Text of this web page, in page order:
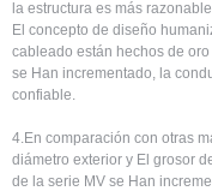
la estructura es más
El concepto de diseño
cableado están hechos de
se Han incrementado, la
confiable.
4.En comparación con otras
diámetro exterior y El grosor
de la serie MV se Han